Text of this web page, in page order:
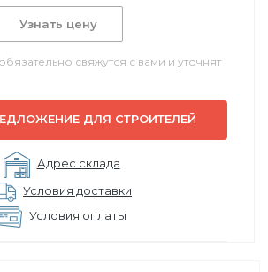
Узнать цену
свяжутся с вами и уточнят
ДЛЯ СТРОИТЕЛЕЙ
Адрес склада
Условия доставки
Условия оплаты